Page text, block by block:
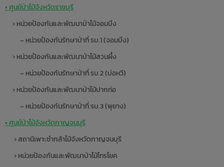
• ศูนย์ป่าไม้จังหวัดราชบุรี
› หน่วยป้องกันและพัฒนาป่าไม้จอมบึง
– หน่วยป้องกันรักษาป่าที่ รบ.1 (จอมบึง)
› หน่วยป้องกันและพัฒนาป่าไม้สวนผึ้ง
– หน่วยป้องกันรักษาป่าที่ รบ.2 (บ่อหวี)
› หน่วยป้องกันและพัฒนาป่าไม้ปากท่อ
– หน่วยป้องกันรักษาป่าที่ รบ.3 (พุยาง)
• ศูนย์ป่าไม้จังหวัดกาญจนบุรี
› สถานีเพาะชำกล้าไม้จังหวัดกาญจนบุรี
› หน่วยป้องกันและพัฒนาป่าไม้ไทรโยค